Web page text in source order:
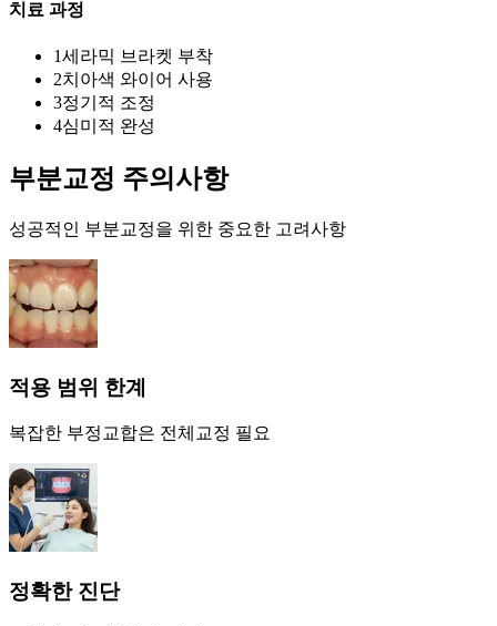
치료 과정
1세라믹 브라켓 부착
2치아색 와이어 사용
3정기적 조정
4심미적 완성
부분교정 주의사항
성공적인 부분교정을 위한 중요한 고려사항
적용 범위 한계
복잡한 부정교합은 전체교정 필요
정확한 진단